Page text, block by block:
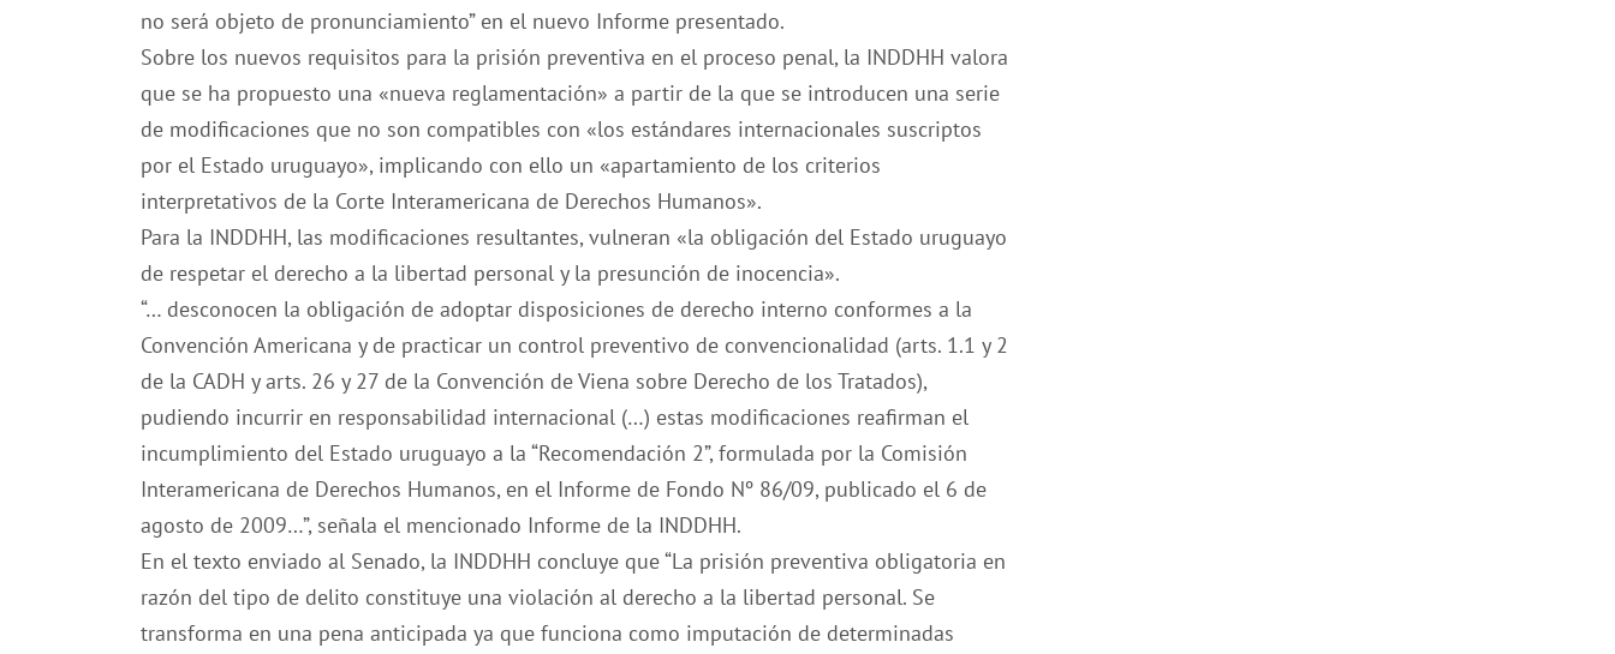
no será objeto de pronunciamiento” en el nuevo Informe presentado.
Sobre los nuevos requisitos para la prisión preventiva en el proceso penal, la INDDHH valora
que se ha propuesto una «nueva reglamentación» a partir de la que se introducen una serie
de modificaciones que no son compatibles con «los estándares internacionales suscriptos
por el Estado uruguayo», implicando con ello un «apartamiento de los criterios
interpretativos de la Corte Interamericana de Derechos Humanos».
Para la INDDHH, las modificaciones resultantes, vulneran «la obligación del Estado uruguayo
de respetar el derecho a la libertad personal y la presunción de inocencia».
“… desconocen la obligación de adoptar disposiciones de derecho interno conformes a la
Convención Americana y de practicar un control preventivo de convencionalidad (arts. 1.1 y 2
de la CADH y arts. 26 y 27 de la Convención de Viena sobre Derecho de los Tratados),
pudiendo incurrir en responsabilidad internacional (…) estas modificaciones reafirman el
incumplimiento del Estado uruguayo a la “Recomendación 2”, formulada por la Comisión
Interamericana de Derechos Humanos, en el Informe de Fondo Nº 86/09, publicado el 6 de
agosto de 2009…”, señala el mencionado Informe de la INDDHH.
En el texto enviado al Senado, la INDDHH concluye que “La prisión preventiva obligatoria en
razón del tipo de delito constituye una violación al derecho a la libertad personal. Se
transforma en una pena anticipada ya que funciona como imputación de determinadas